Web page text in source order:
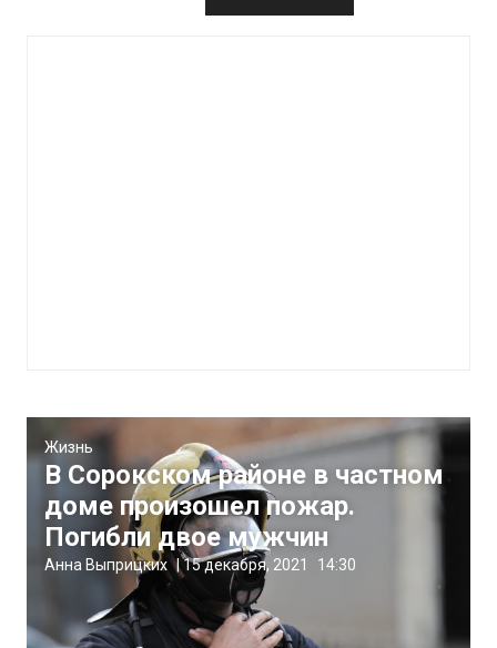
Жизнь
В Сорокском районе в частном
доме произошел пожар.
Погибли двое мужчин
Анна Выприцких |15 декабря, 2021 14:30